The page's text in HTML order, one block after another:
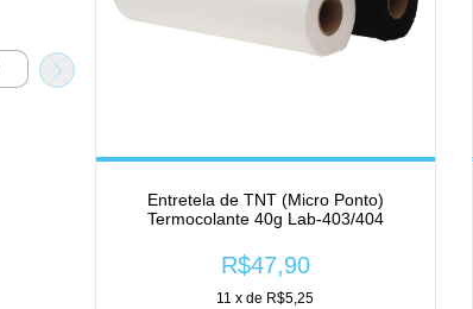
Entretela de TNT (Micro Ponto)
Termocolante 40g Lab-403/404
R$47,90
11 x de R$5,25